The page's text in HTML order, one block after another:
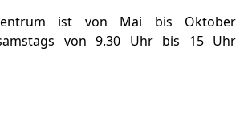
ist von Mai bis Oktober
von 9.30 Uhr bis 15 Uhr